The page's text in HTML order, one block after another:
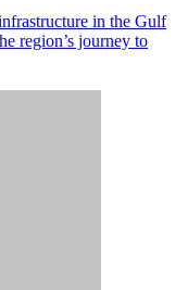
in the Gulf
region’s journey to